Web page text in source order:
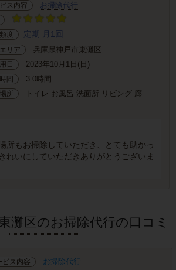
ス内容 お掃除代行
度
定期 月1回
リア 兵庫県神戸市東灘区
日 2023年10月1日(日)
間 3.0時間
所
トイレ お風呂 洗面所 リビング 廊
所もお掃除していただき、とても助かっ
れいにしていただきありがとうございま
灘区のお掃除代行の口コミ
ビス内容 お掃除代行